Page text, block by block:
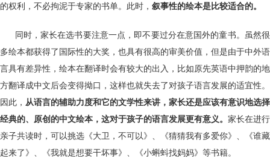
的权利，不必拘泥于专家的书单。此时， 叙事性的绘本是比较适合的。
同时，家长在选书要注意一点，即不要过分在意国外的童书。虽然很
多绘本都获得了国际性的大奖，也具有很高的审美价值，但是由于中外语
言具有差异性，绘本在翻译时会有较大的出入，比如原先英语中押韵的地
方翻译成中文后会变得拗口，这样也就失去了对孩子语言发展的适宜性。
因此， 从语言的辅助力度和它的文学性来讲，家长还是应该有意识地选择
经典的、原创的中文绘本，这对于孩子的语言发展更有意义。 家长在进行
亲子共读时，可以挑选《大卫，不可以》、《猜猜我有多爱你》、《谁藏
起来了》、《我就是想要干坏事》、《小蝌蚪找妈妈》等书籍。